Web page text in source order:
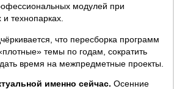
модулей при
технопарках.
что пересборка программ
темы по годам, сократить
время на межпредметные проекты.
именно сейчас. Осенние